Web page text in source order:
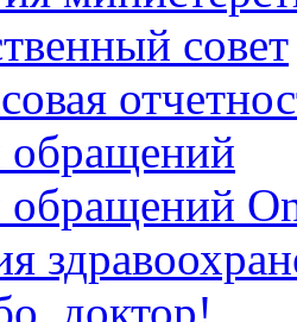
совет
доктор!